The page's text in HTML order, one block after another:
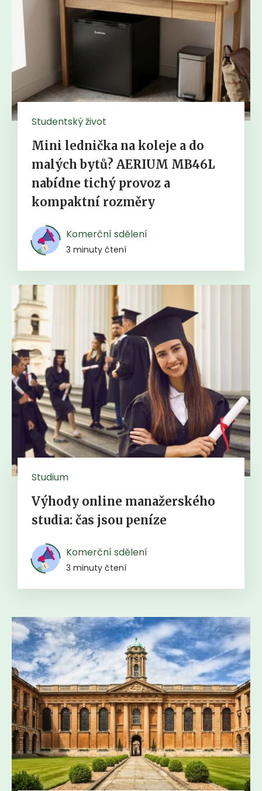
Studentský život
Mini lednička na koleje a do
malých bytů? AERIUM MB46L
nabídne tichý provoz a
kompaktní rozměry
Komerční sdělení
3 minuty čtení
Studium
Výhody online manažerského
studia: čas jsou peníze
Komerční sdělení
3 minuty čtení